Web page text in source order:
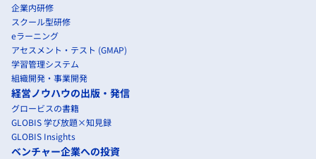
企業内研修
スクール型研修
eラーニング
アセスメント・テスト (GMAP)
学習管理システム
組織開発・事業開発
経営ノウハウの出版・発信
グロービスの書籍
GLOBIS 学び放題×知見録
GLOBIS Insights
ベンチャー企業への投資